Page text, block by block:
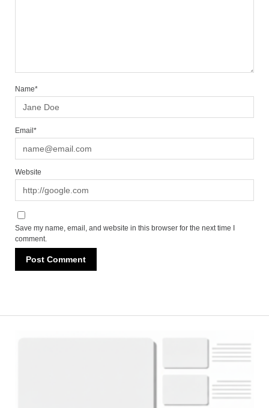
Name*
Email*
Website
Save my name, email, and website in this browser for the next time I
comment.